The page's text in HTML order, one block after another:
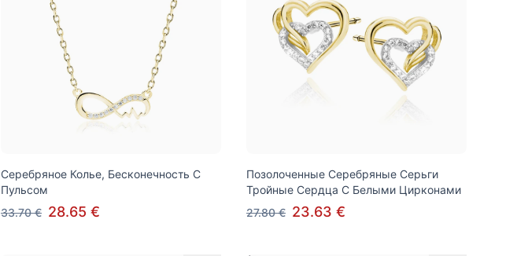
Серебряное Колье, Бесконечность С
Пульсом
33.70 € 28.65 €
Позолоченные Серебряные Серьги
Тройные Сердца С Белыми Цирконами
27.80 € 23.63 €